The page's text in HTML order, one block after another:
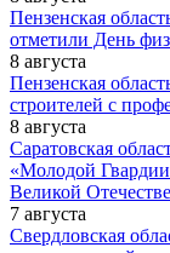
Пензенская
отметили День
8 августа
Пензенская
строителей с
8 августа
Саратовская
«Молодой
Великой
7 августа
Свердловская